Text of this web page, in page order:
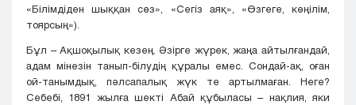
«Білімдіден шыққан сөз», «Сегіз аяқ», «Өзгеге, көңілім,
тоярсың»).
Бұл – Ақшоқылық кезең. Әзірге жүрек, жаңа айтылғандай,
адам мінезін танып-білудің құралы емес. Сондай-ақ, оған
ой-танымдық, пәлсапалық жүк те артылмаған. Неге?
Себебі, 1891 жылға шекті Абай құбыласы – нақлия, яки